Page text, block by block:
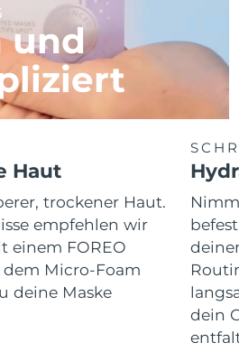
und
Haut
trockener Haut.
empfehlen wir
einem FOREO
dem Micro-Foam
deine Maske
dein